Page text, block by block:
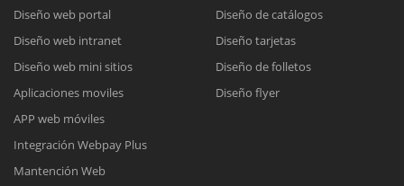
Diseño web portal
Diseño web intranet
Diseño web mini sitios
Aplicaciones moviles
APP web móviles
Integración Webpay Plus
Mantención Web
Diseño de catálogos
Diseño tarjetas
Diseño de folletos
Diseño flyer